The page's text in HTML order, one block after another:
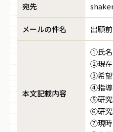
宛先
メールの件名 出願
本文記載内容
①氏名
②現在
③希望
④指導
⑤研究
⑥研究
⑦現時